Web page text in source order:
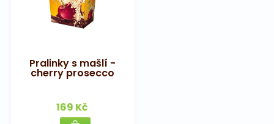
Pralinky s mašlí -
cherry prosecco
169 Kč